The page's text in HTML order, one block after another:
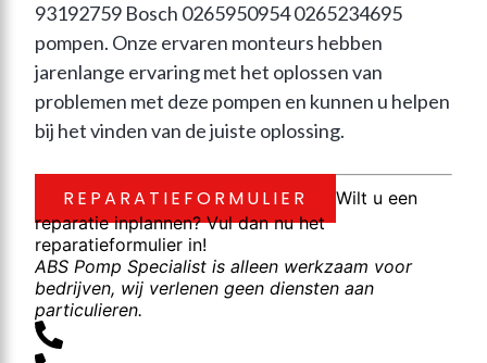
93192759 Bosch 0265950954 0265234695
pompen. Onze ervaren monteurs hebben
jarenlange ervaring met het oplossen van
problemen met deze pompen en kunnen u helpen
bij het vinden van de juiste oplossing.
REPARATIEFORMULIER
Wilt u een
reparatie inplannen? Vul dan nu het
reparatieformulier in!
ABS Pomp Specialist is alleen werkzaam voor
bedrijven, wij verlenen geen diensten aan
particulieren.